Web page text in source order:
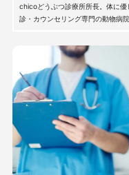
chicoどうぶつ診療所所長。体に
診・カウンセリング専門の動物病院